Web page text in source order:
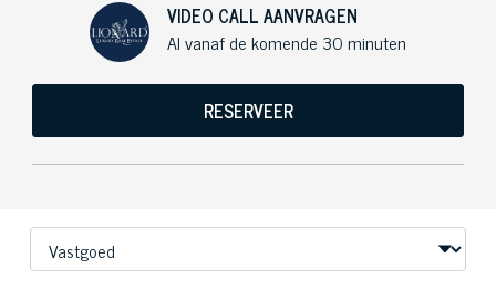
VIDEO CALL AANVRAGEN
Al vanaf de komende 30 minuten
RESERVEER